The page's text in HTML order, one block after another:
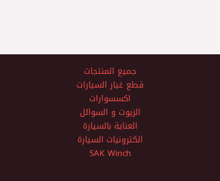
جميع المنتجات
قطع غيار السيارات
اكسسوارات
الزيوت و السوائل
العناية بالسيارة
الكترونيات السيارة
SAK Winch